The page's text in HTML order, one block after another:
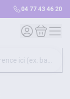
04 77 43 46 20
Mon compte
Mon